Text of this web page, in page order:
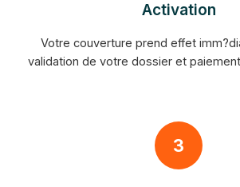
Activation
Votre couverture prend effet
validation de votre dossier et
3